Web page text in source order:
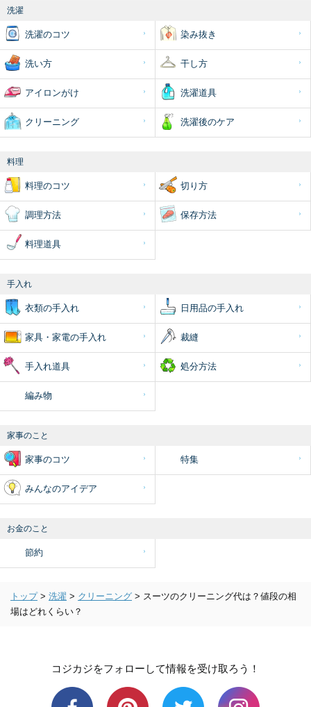
洗濯
洗濯のコツ 染み抜き
洗い方 干し方
アイロンがけ 洗濯道具
クリーニング 洗濯後のケア
料理
料理のコツ 切り方
調理方法 保存方法
料理道具
手入れ
衣類の手入れ 日用品の手入れ
家具・家電の手入れ 裁縫
手入れ道具 処分方法
編み物
家事のこと
家事のコツ 特集
みんなのアイデア
お金のこと
節約
トップ > 洗濯 > クリーニング > スーツのクリーニング代は？値段の相
場はどれくらい？
コジカジをフォローして情報を受け取ろう！